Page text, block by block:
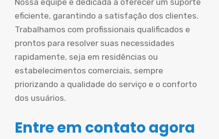
eficiente, garantindo a satisfação dos clientes.
Trabalhamos com profissionais qualificados e
prontos para resolver suas necessidades
rapidamente, seja em residências ou
estabelecimentos comerciais, sempre
priorizando a qualidade do serviço e o conforto
dos usuários.
Entre em contato agora